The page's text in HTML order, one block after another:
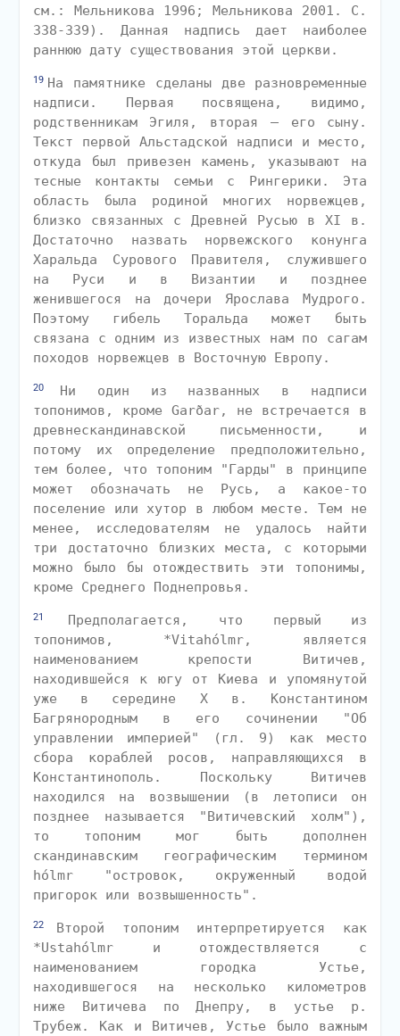
см.: Мельникова 1996; Мельникова 2001. С.
338-339). Данная надпись дает наиболее
раннюю дату существования этой церкви.
19 На памятнике сделаны две разновременные
надписи. Первая посвящена, видимо,
родственникам Эгиля, вторая — его сыну.
Текст первой Альстадской надписи и место,
откуда был привезен камень, указывают на
тесные контакты семьи с Рингерики. Эта
область была родиной многих норвежцев,
близко связанных с Древней Русью в XI в.
Достаточно назвать норвежского конунга
Харальда Сурового Правителя, служившего
на Руси и в Византии и позднее
женившегося на дочери Ярослава Мудрого.
Поэтому гибель Торальда может быть
связана с одним из известных нам по сагам
походов норвежцев в Восточную Европу.
20
Ни один из названных в надписи
топонимов, кроме Garðar, не встречается в
древнескандинавской письменности, и
потому их определение предположительно,
тем более, что топоним "Гарды" в принципе
может обозначать не Русь, а какое-то
поселение или хутор в любом месте. Тем не
менее, исследователям не удалось найти
три достаточно близких места, с которыми
можно было бы отождествить эти топонимы,
кроме Среднего Поднепровья.
21
Предполагается, что первый из
топонимов, *Vitahólmr, является
наименованием крепости Витичев,
находившейся к югу от Киева и упомянутой
уже в середине X в. Константином
Багрянородным в его сочинении "Об
управлении империей" (гл. 9) как место
сбора кораблей росов, направляющихся в
Константинополь. Поскольку Витичев
находился на возвышении (в летописи он
позднее называется "Витичевский холм"),
то топоним мог быть дополнен
скандинавским географическим термином
hólmr "островок, окруженный водой
пригорок или возвышенность".
22
Второй топоним интерпретируется как
*Ustahólmr и отождествляется с
наименованием городка Устье,
находившегося на несколько километров
ниже Витичева по Днепру, в устье р.
Трубеж. Как и Витичев, Устье было важным